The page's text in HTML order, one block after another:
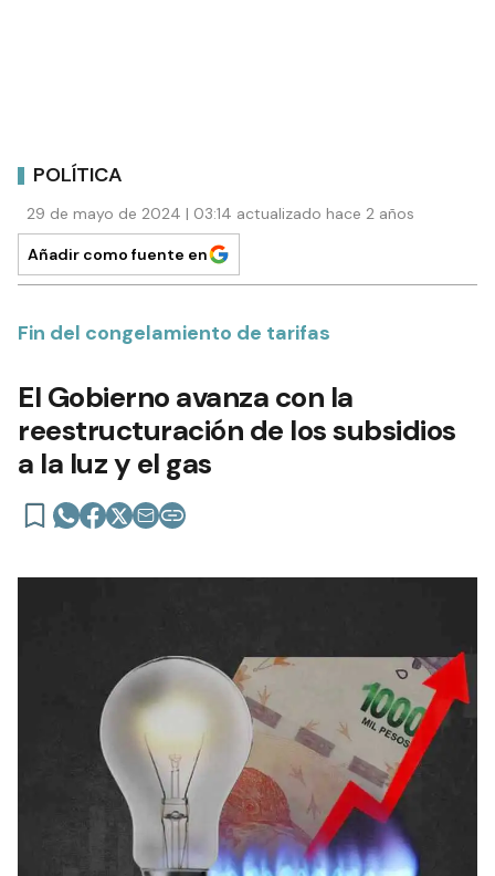
POLÍTICA
29 de mayo de 2024 | 03:14 actualizado hace 2 años
Añadir como fuente en
Fin del congelamiento de tarifas
El Gobierno avanza con la
reestructuración de los subsidios
a la luz y el gas